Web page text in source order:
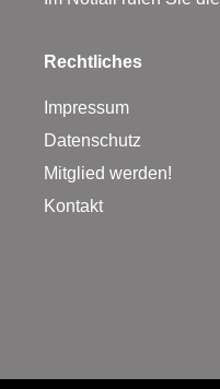
Rechtliches
Impressum
Datenschutz
Mitglied werden!
Kontakt